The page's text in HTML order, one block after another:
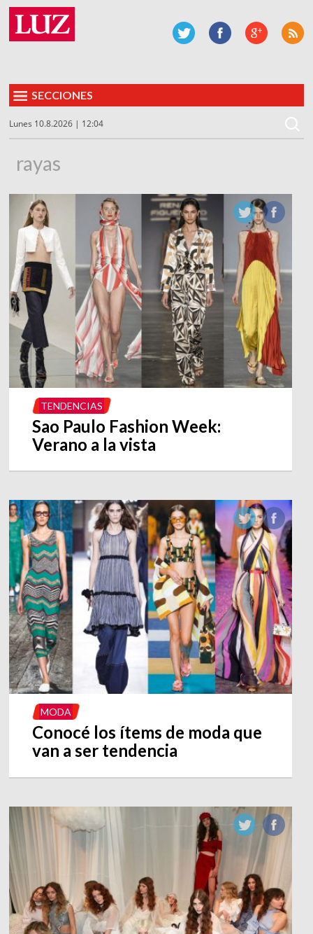
SECCIONES
Lunes 10.8.2026 | 12:04
rayas
TENDENCIAS
Sao Paulo Fashion Week:
Verano a la vista
MODA
Conocé los ítems de moda que
van a ser tendencia